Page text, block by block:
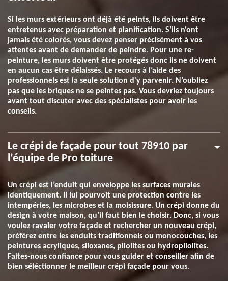
Si les murs extérieurs ont déjà été peints, ils doivent être
entretenus avec préparation et planification. S’ils n'ont
jamais été colorés, vous devez penser précisément à vos
attentes avant de demander de peindre. Pour une re-
peinture, les murs doivent être protégés donc ils ne doivent
en aucun cas être délaissés. Le recours à l’aide des
professionnels est la seule solution d'y parvenir. N’oubliez
pas que les briques ne se peintes pas. Vous devriez toujours
avant tout discuter avec des spécialistes pour avoir les
conseils.
Le crépi de façade pour tout 78910 par
l’équipe de Pro toiture
Un crépi est l’enduit qui enveloppe les surfaces murales
identiquement. Il lui pourvoit une protection contre les
intempéries, les microbes et la moisissure. Un crépi donne du
design à votre maison, qu’il faut bien le choisir. Donc, si vous
voulez ravaler votre façade et rechercher un nouveau crépi,
préférez entre les enduits traditionnels ou monocouches, les
peintures acryliques, siloxanes, pliolites ou hydropliolites.
Faites-nous confiance pour vous guider et conseiller afin de
bien séléctionner le meilleur crépi façade pour vous.